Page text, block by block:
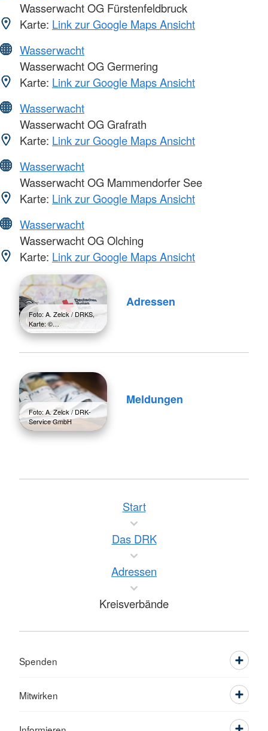
Wasserwacht OG Fürstenfeldbruck
Karte: Link zur Google Maps Ansicht
Wasserwacht
Wasserwacht OG Germering
Karte: Link zur Google Maps Ansicht
Wasserwacht
Wasserwacht OG Grafrath
Karte: Link zur Google Maps Ansicht
Wasserwacht
Wasserwacht OG Mammendorfer See
Karte: Link zur Google Maps Ansicht
Wasserwacht
Wasserwacht OG Olching
Karte: Link zur Google Maps Ansicht
Foto: A. Zelck / DRKS,
Karte: ©…
Adressen
Foto: A. Zelck / DRK-
Service GmbH
Meldungen
Start
Das DRK
Adressen
Kreisverbände
Spenden
Mitwirken